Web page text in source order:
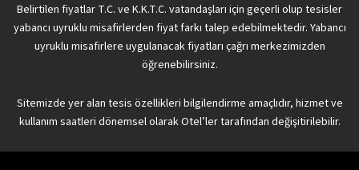
Belirtilen fiyatlar T.C. ve K.K.T.C. vatandaşları için geçerli olup tesisler
yabancı uyruklu misafirlerden fiyat farkı talep edebilmektedir. Yabancı
uyruklu misafirlere uygulanacak fiyatları çağrı merkezimizden
öğrenebilirsiniz.
Sitemizde yer alan tesis özellikleri bilgilendirme amaçlıdır, hizmet ve
kullanım saatleri dönemsel olarak Otel’ler tarafından değişitirilebilir.